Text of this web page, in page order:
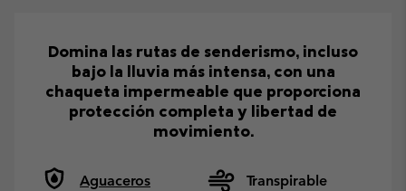
Domina las rutas de senderismo, incluso
bajo la lluvia más intensa, con una
chaqueta impermeable que proporciona
protección completa y libertad de
movimiento.
Aguaceros Transpirable